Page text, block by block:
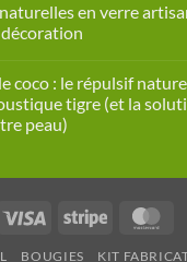
en verre
coco : le répulsif
tigre (et la
peau)
Visa Stripe
BOUGIES
KIT